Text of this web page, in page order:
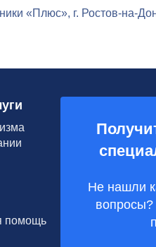
«Плюс», г. Ростов-на-
помощь
Не нашли
вопросы?